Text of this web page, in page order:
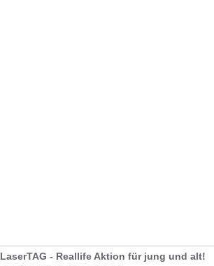
LaserTAG - Reallife Aktion für jung und alt!